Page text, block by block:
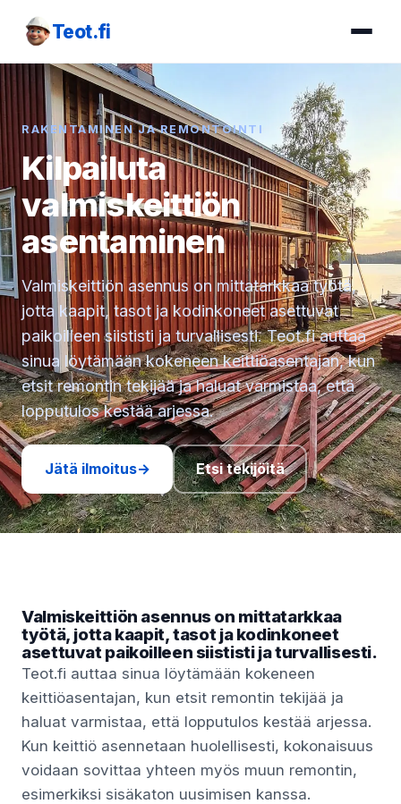
Teot.fi
RAKENTAMINEN JA REMONTOINTI
Kilpailuta
valmiskeittiön
asentaminen
Valmiskeittiön asennus on mittatarkkaa työtä,
jotta kaapit, tasot ja kodinkoneet asettuvat
paikoilleen siististi ja turvallisesti. Teot.fi auttaa
sinua löytämään kokeneen keittiöasentajan, kun
etsit remontin tekijää ja haluat varmistaa, että
lopputulos kestää arjessa.
Jätä ilmoitus→ Etsi tekijöitä
Valmiskeittiön asennus on mittatarkkaa
työtä, jotta kaapit, tasot ja kodinkoneet
asettuvat paikoilleen siististi ja turvallisesti.
Teot.fi auttaa sinua löytämään kokeneen
keittiöasentajan, kun etsit remontin tekijää ja
haluat varmistaa, että lopputulos kestää arjessa.
Kun keittiö asennetaan huolellisesti, kokonaisuus
voidaan sovittaa yhteen myös muun remontin,
esimerkiksi sisäkaton uusimisen kanssa.